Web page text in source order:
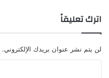
اترك تعليقاً
لن يتم نشر عنوان بريدك الإلكتروني.